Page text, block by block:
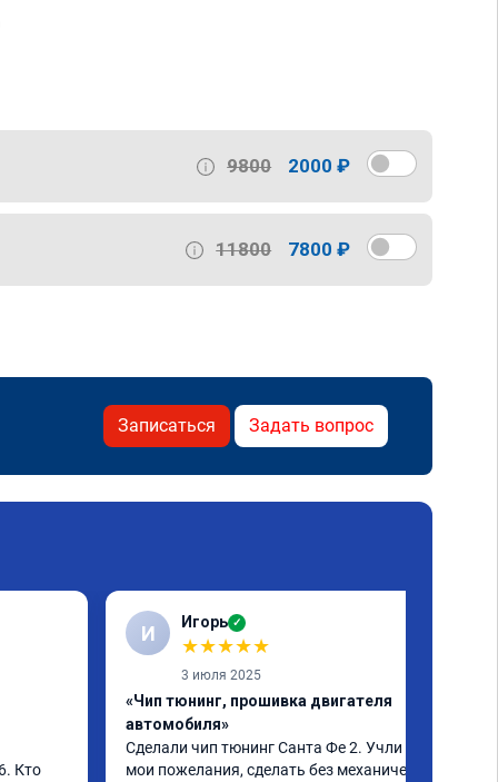
9800 2000 ₽
11800 7800 ₽
Записаться Задать вопрос
Кто
И Игорь ✓
★★★★★
3 июля 2025
«Чип тюнинг, прошивка двигателя
автомобиля»
Сделали чип тюнинг Санта Фе 2. Учли все
мои пожелания, сделать без механических